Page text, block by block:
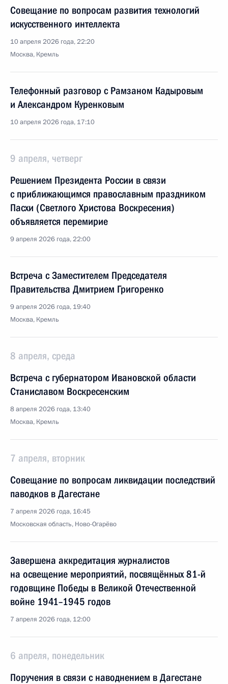
Совещание по вопросам развития технологий
искусственного интеллекта
10 апреля 2026 года, 22:20
Москва, Кремль
Телефонный разговор с Рамзаном Кадыровым
и Александром Куренковым
10 апреля 2026 года, 17:10
9 апреля, четверг
Решением Президента России в связи
с приближающимся православным праздником
Пасхи (Светлого Христова Воскресения)
объявляется перемирие
9 апреля 2026 года, 22:00
Встреча с Заместителем Председателя
Правительства Дмитрием Григоренко
9 апреля 2026 года, 19:40
Москва, Кремль
8 апреля, среда
Встреча с губернатором Ивановской области
Станиславом Воскресенским
8 апреля 2026 года, 13:40
Москва, Кремль
7 апреля, вторник
Совещание по вопросам ликвидации последствий
паводков в Дагестане
7 апреля 2026 года, 16:45
Московская область, Ново-Огарёво
Завершена аккредитация журналистов
на освещение мероприятий, посвящённых 81-й
годовщине Победы в Великой Отечественной
войне 1941–1945 годов
7 апреля 2026 года, 12:00
6 апреля, понедельник
Поручения в связи с наводнением в Дагестане